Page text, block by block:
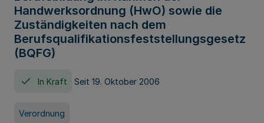
Handwerksordnung (HwO) sowie die
Zuständigkeiten nach dem
Berufsqualifikationsfeststellungsgesetz
(BQFG)
In Kraft Seit 19. Oktober 2006
Verordnung